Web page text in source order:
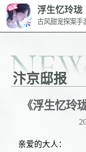
浮生忆玲珑
古风甜宠探案手
汴京邸报
《浮生忆玲
亲爱的大人：